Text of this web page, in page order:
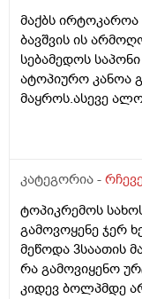
მაქბს
ბავშვის ის
სებამედოს
ატოპიურო კანოა
მაყროს.ასევე
კატეგორია -
ტოპიკრემოს
გამოვოყენე ჯერ
მეწოდა 3საათის
რა გამოვიყენო
კიდევ ბოლპმდე